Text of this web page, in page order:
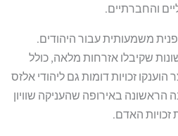
והחברתיים.
משמעותית עבור היהודים.
שקיבלו אזרחות מלאה, כולל
הוענקו זכויות דומות גם ליהודי אלזס
הראשונה באירופה שהעניקה שוויון
האדם.